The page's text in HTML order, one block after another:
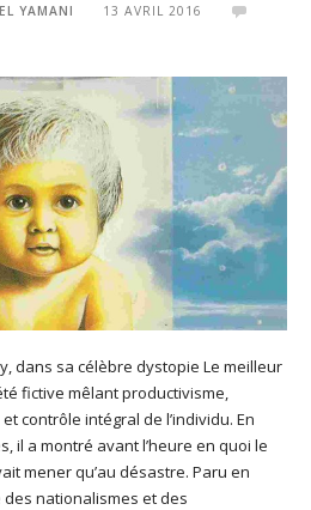
YAMANI
13 AVRIL 2016
dans sa célèbre dystopie Le meilleur
fictive mêlant productivisme,
contrôle intégral de l’individu. En
il a montré avant l’heure en quoi le
mener qu’au désastre. Paru en
nationalismes et des